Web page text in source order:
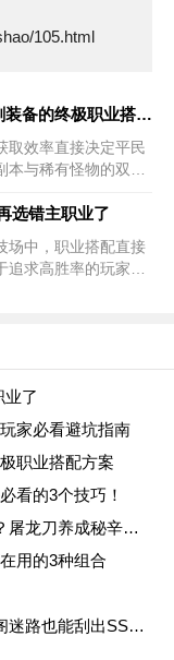
105.html
1.95神龙传奇平民玩家高效刷装备的终极职业搭配方案
取效率直接决定平民
本与稀有怪物的双重
战经验，剖析平民
1.95神龙传
选错主职业了
场中，职业搭配直接
追求高胜率的玩家而
业了
家必看避坑指南
职业搭配方案
看的3个技巧！
1.95神龙传奇升级差距竟在这3个细节？屠龙刀养成秘辛曝光
用的3种组合
1.95传奇隐藏掉落3个技巧曝光！祖玛阁迷路也能刮出SSS装备